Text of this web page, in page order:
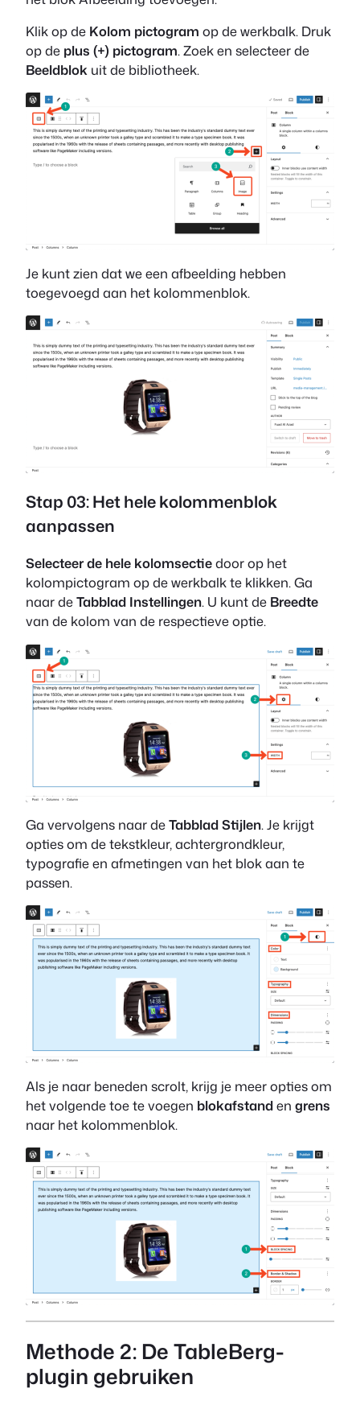
Klik op de Kolom pictogram op de werkbalk. Druk
op de plus (+) pictogram. Zoek en selecteer de
Beeldblok uit de bibliotheek.
Je kunt zien dat we een afbeelding hebben
toegevoegd aan het kolommenblok.
Stap 03: Het hele kolommenblok
aanpassen
Selecteer de hele kolomsectiedoor op het
kolompictogram op de werkbalk te klikken. Ga
naar deTabblad Instellingen. U kunt de Breedte
van de kolom van de respectieve optie.
Ga vervolgens naar deTabblad Stijlen. Je krijgt
opties om de tekstkleur, achtergrondkleur,
typografie en afmetingen van het blok aan te
passen.
Als je naar beneden scrolt, krijg je meer opties om
het volgende toe te voegen blokafstanden grens
naar het kolommenblok.
Methode 2: De TableBerg-
plugin gebruiken